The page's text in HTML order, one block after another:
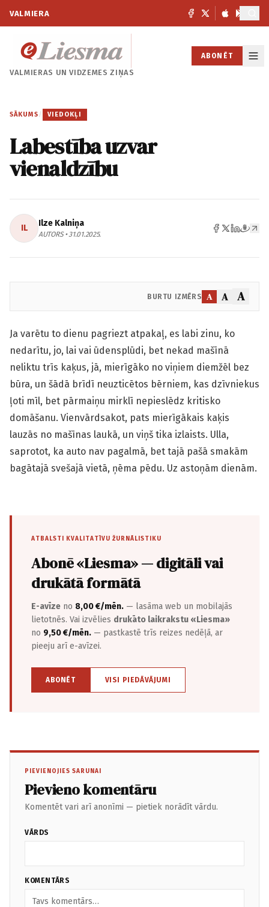
VALMIERA
VALMIERAS UNVIDZEMES ZIŅAS
ABONĒT
SĀKUMS / VIEDOKĻI
Labestība uzvar
vienaldzību
IL Ilze Kalniņa
AUTORS • 31.01.2025.
BURTU IZMĒRS A A A
Ja varētu to dienu pagriezt atpakaļ, es labi zinu, ko
nedarītu, jo, lai vai ūdensplūdi, bet nekad mašīnā
neliktu trīs kaķus, jā, mierīgāko no viņiem diemžēl bez
būra, un šādā brīdī neuzticētos bērniem, kas dzīvniekus
ļoti mīl, bet pārmaiņu mirklī nepieslēdz kritisko
domāšanu. Vienvārdsakot, pats mierīgākais kaķis
lauzās no mašīnas laukā, un viņš tika izlaists. Ulla,
saprotot, ka auto nav pagalmā, bet tajā pašā smakām
bagātajā svešajā vietā, ņēma pēdu. Uz astoņām dienām.
ATBALSTI KVALITATĪVU ŽURNĀLISTIKU
Abonē «Liesma» — digitāli vai
drukātā formātā
E-avīze no 8,00 €/mēn. — lasāma web un mobilajās
lietotnēs. Vai izvēlies drukāto laikrakstu «Liesma»
no 9,50 €/mēn. — pastkastē trīs reizes nedēļā, ar
pieeju arī e-avīzei.
ABONĒT VISI PIEDĀVĀJUMI
PIEVIENOJIES SARUNAI
Pievieno komentāru
Komentēt vari arī anonīmi — pietiek norādīt vārdu.
VĀRDS
KOMENTĀRS